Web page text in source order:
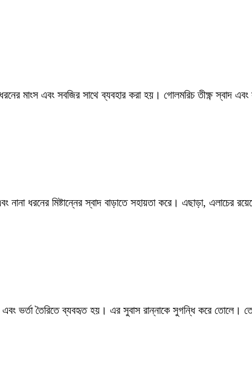
মাংস এবং সবজির সাথে ব্যবহার করা হয়। গোলমরিচ তীক্ষ্ণ স্বাদ
নানা ধরনের মিষ্টান্নের স্বাদ বাড়াতে সহায়তা করে। এছাড়া, এলাচের
এবং ভর্তা তৈরিতে ব্যবহৃত হয়। এর সুবাস রান্নাকে সুগন্ধি করে তোলে।